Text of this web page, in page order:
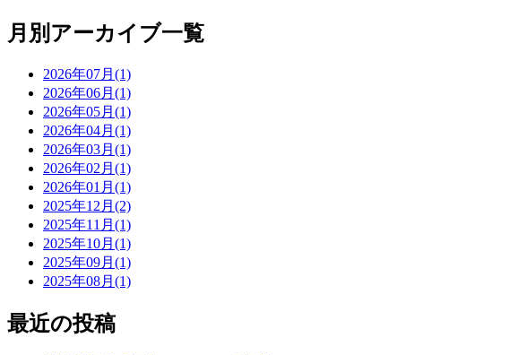
月別アーカイブ一覧
2026年07月(1)
2026年06月(1)
2026年05月(1)
2026年04月(1)
2026年03月(1)
2026年02月(1)
2026年01月(1)
2025年12月(2)
2025年11月(1)
2025年10月(1)
2025年09月(1)
2025年08月(1)
最近の投稿